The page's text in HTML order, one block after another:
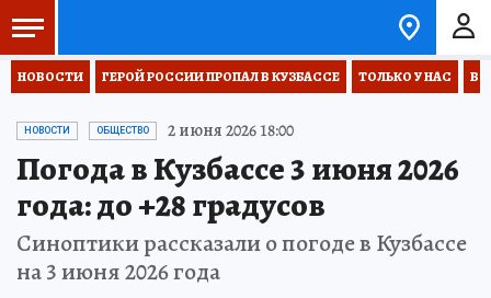
НОВОСТИ ГЕРОЙ РОССИИ ПРОПАЛ В КУЗБАССЕ ТОЛЬКО У НАС
НОВОСТИ ОБЩЕСТВО 2 июня 2026 18:00
Погода в Кузбассе 3 июня 2026
года: до +28 градусов
Синоптики рассказали о погоде в Кузбассе
на 3 июня 2026 года